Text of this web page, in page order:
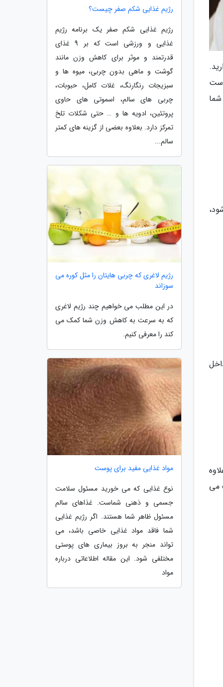
به شما
به مدت تقریبا 10 تا 15 دقیقه داخل
می
رژیم غذایی شکم صفر چیست؟
رژیم غذایی شکم صفر یک برنامه رژیم
غذایی و ورزشی است که بر 9 غذای
قدرتمند و موثر برای کاهش وزن مانند
گوشت و ماهی بدون چربی، میوه ها و
سبزیجات رنگارنگ، غلات کامل، حبوبات،
چربی های سالم، اسموتی های حاوی
پروتئین، ادویه ها و … حتی شکلات تلخ
تمرکز دارد. بعلاوه بعضی از گزینه های کمتر
سالم...
رژیم لاغری که چربی هایتان را مثل کوره می
سوزاند
در این مطلب می خواهیم چند رژیم لاغری
که به سرعت به کاهش وزن شما کمک می
کند را معرفی کنیم.
مواد غذایی مفید برای پوست
نوع غذایی که می خورید مسئول سلامت
جسمی و ذهنی شماست. غذاهای سالم
مسئول ظاهر شما هستند. اگر رژیم غذایی
شما فاقد مواد غذایی خاصی باشد، می
تواند منجر به بروز بیماری های پوستی
مختلفی شود. این مقاله اطلاعاتی درباره
مواد